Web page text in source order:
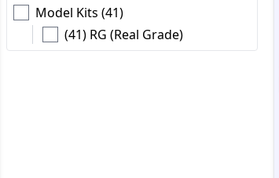
Model Kits (41)
(41) RG (Real Grade)